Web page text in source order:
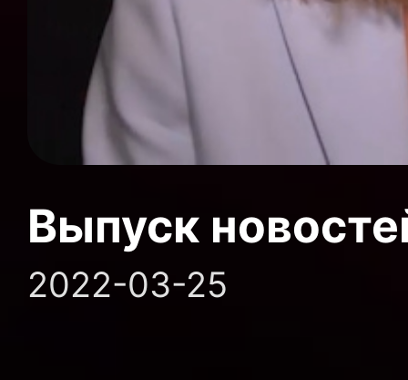
Выпуск
2022-03-25